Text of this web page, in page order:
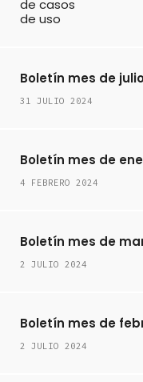
Boletín mes de
31 JULIO 2024
Boletín mes de
4 FEBRERO 2024
Boletín mes de
2 JULIO 2024
Boletín mes de
2 JULIO 2024